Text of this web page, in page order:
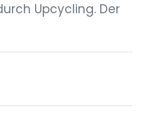
Upcycling. Der